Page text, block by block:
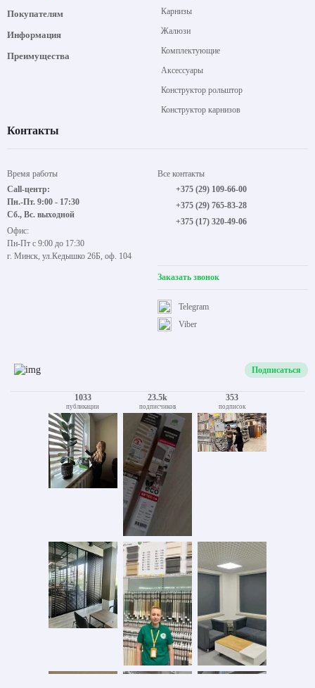
Покупателям
Информация
Преимущества
Карнизы
Жалюзи
Комплектующие
Аксессуары
Конструктор рольштор
Конструктор карнизов
Контакты
Время работы
Call-центр:
Пн.-Пт. 9:00 - 17:30
Сб., Вс. выходной
Офис:
Пн-Пт с 9:00 до 17:30
г. Минск, ул.Кедышко 26Б, оф. 104
Все контакты
+375 (29) 109-66-00
+375 (29) 765-83-28
+375 (17) 320-49-06
Заказать звонок
Viber
Telegram
Подписаться
1033
публикации
23.5k
подписчиков
353
подписок